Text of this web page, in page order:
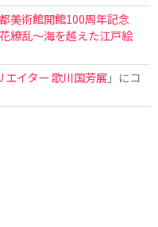
美術館開館100周年記念
繚乱〜海を越えた江戸絵
イター 歌川国芳展 」にコ